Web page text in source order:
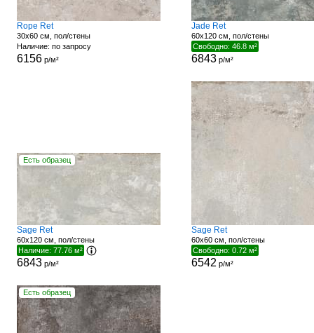
Rope Ret
30x60 см, пол/стены
Наличие: по запросу
6156р/м²
Jade Ret
60x120 см, пол/стены
Свободно: 46.8 м²
6843р/м²
Есть образец
Sage Ret
60x120 см, пол/стены
Наличие: 77.76 м²
6843р/м²
Sage Ret
60x60 см, пол/стены
Свободно: 0.72 м²
6542 р/м²
Есть образец